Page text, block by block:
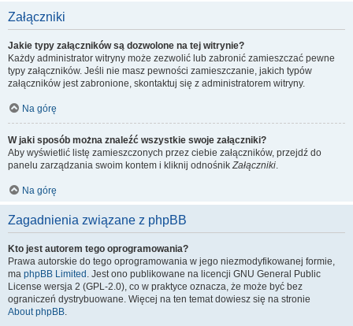
Załączniki
Jakie typy załączników są dozwolone na tej witrynie?
Każdy administrator witryny może zezwolić lub zabronić zamieszczać pewne
typy załączników. Jeśli nie masz pewności zamieszczanie, jakich typów
załączników jest zabronione, skontaktuj się z administratorem witryny.
Na górę
W jaki sposób można znaleźć wszystkie swoje załączniki?
Aby wyświetlić listę zamieszczonych przez ciebie załączników, przejdź do
panelu zarządzania swoim kontem i kliknij odnośnikZałączniki.
Na górę
Zagadnienia związane z phpBB
Kto jest autorem tego oprogramowania?
Prawa autorskie do tego oprogramowania w jego niezmodyfikowanej formie,
ma phpBB Limited . Jest ono publikowane na licencji GNU General Public
License wersja 2 (GPL-2.0), co w praktyce oznacza, że może być bez
ograniczeń dystrybuowane. Więcej na ten temat dowiesz się na stronie
About phpBB.